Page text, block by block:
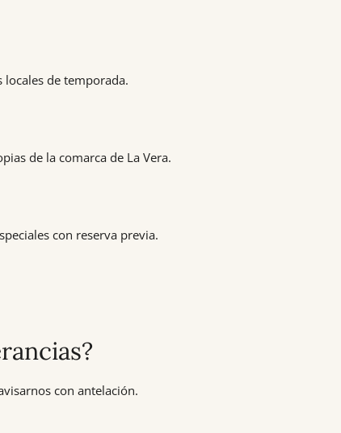
locales de temporada.
de la comarca de La Vera.
con reserva previa.
con antelación.